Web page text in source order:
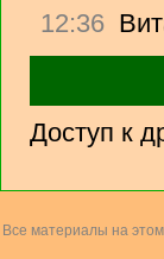
12:36
Доступ к
Все материалы на